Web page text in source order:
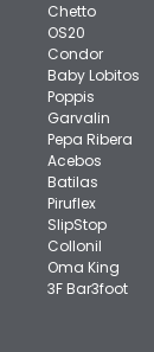
Chetto
OS20
Condor
Baby Lobitos
Poppis
Garvalin
Pepa Ribera
Acebos
Batilas
Piruflex
SlipStop
Collonil
Oma King
3F Bar3foot